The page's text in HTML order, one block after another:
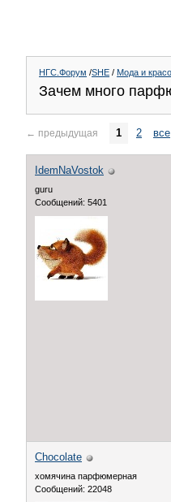
НГС.Форум /SHE / Мода и
Зачем много
← предыдущая 1 2 все
IdemNaVostok
guru
Сообщений: 5401
Chocolate
хомячина парфюмерная
Сообщений: 22048